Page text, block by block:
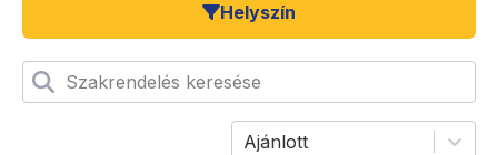
Helyszín
Szakrendelés keresése
Ajánlott